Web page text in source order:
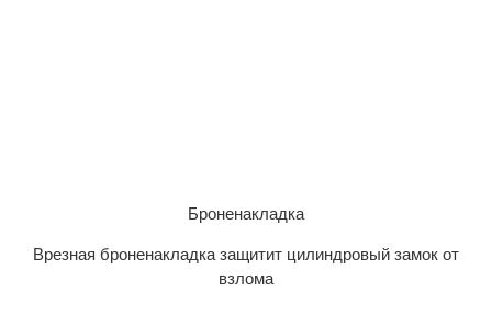
Броненакладка
Врезная броненакладка защитит цилиндровый замок от
взлома